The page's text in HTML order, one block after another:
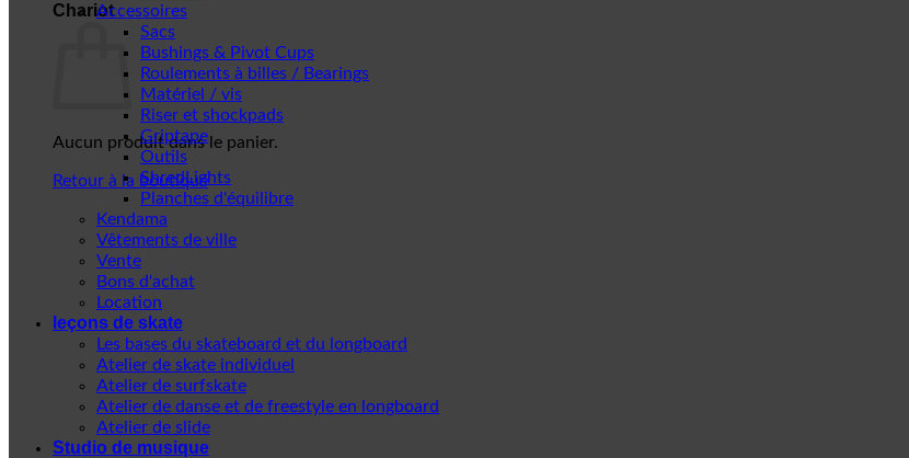
Chariot
Aucun produit dans le panier.
Retour à la boutique
Accessoires
Sacs
Bushings & Pivot Cups
Roulements à billes / Bearings
Matériel / vis
Riser et shockpads
Griptape
Outils
ShredLights
Planches d'équilibre
Kendama
Vêtements de ville
Vente
Bons d'achat
Location
leçons de skate
Les bases du skateboard et du longboard
Atelier de skate individuel
Atelier de surfskate
Atelier de danse et de freestyle en longboard
Atelier de slide
Studio de musique